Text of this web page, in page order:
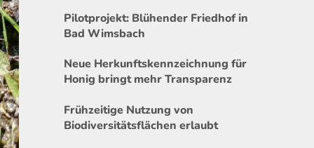
Pilotprojekt: Blühender Friedhof in
Bad Wimsbach
Neue Herkunftskennzeichnung für
Honig bringt mehr Transparenz
Frühzeitige Nutzung von
Biodiversitätsflächen erlaubt